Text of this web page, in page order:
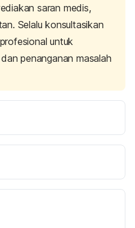
saran medis,
Selalu konsultasikan
untuk
penanganan masalah
Retrieved 13